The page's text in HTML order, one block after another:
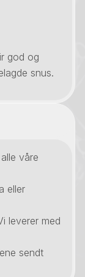
god og
snus.
våre
eller
leverer med
sendt